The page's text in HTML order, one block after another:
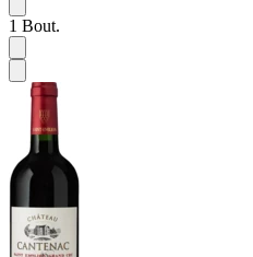
1 Bout.